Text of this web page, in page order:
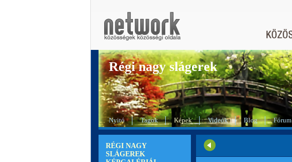
Régi nagy slágerek
Nyitó Tagok Képek Videók Blog Fórum
RÉGI NAGY
SLÁGEREK